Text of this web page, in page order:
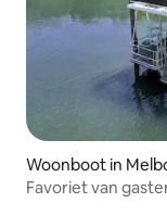
Woonboot in
Favoriet van